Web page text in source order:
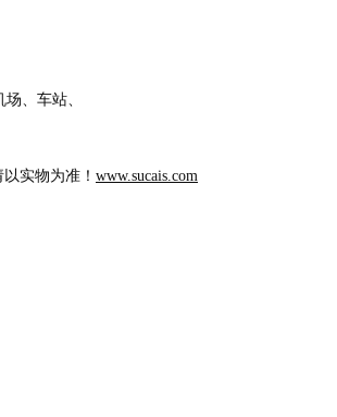
、车站、
实物为准！ www.sucais.com